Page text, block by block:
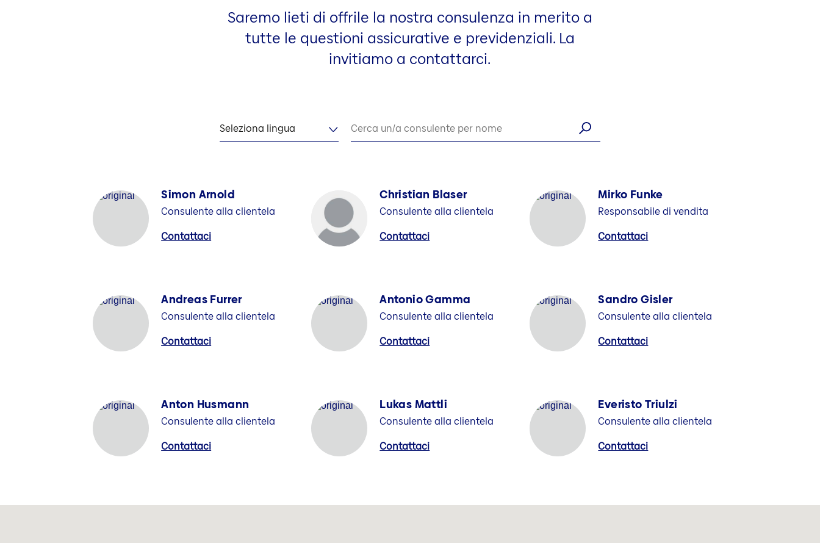
Saremo lieti di offrile la nostra consulenza in merito a
tutte le questioni assicurative e previdenziali. La
invitiamo a contattarci.
Seleziona lingua Cerca un/a consulente per nome
Simon Arnold
Consulente alla clientela
Contattaci
Christian Blaser
Consulente alla clientela
Contattaci
Mirko Funke
Responsabile di vendita
Contattaci
Andreas Furrer
Consulente alla clientela
Contattaci
Antonio Gamma
Consulente alla clientela
Contattaci
Sandro Gisler
Consulente alla clientela
Contattaci
Anton Husmann
Consulente alla clientela
Contattaci
Lukas Mattli
Consulente alla clientela
Contattaci
Everisto Triulzi
Consulente alla clientela
Contattaci